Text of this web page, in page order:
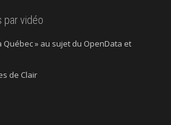
par vidéo
Québec » au sujet du OpenData et
de Clair